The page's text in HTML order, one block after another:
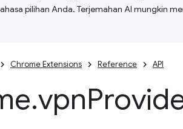
pilihan Anda. Terjemahan AI mungkin
Chrome Extensions Reference API
.vpn